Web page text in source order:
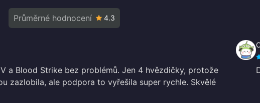
Průměrné hodnocení 4.3
a Blood Strike bez problémů. Jen 4 hvězdičky, protože
zazlobila, ale podpora to vyřešila super rychle. Skvělé